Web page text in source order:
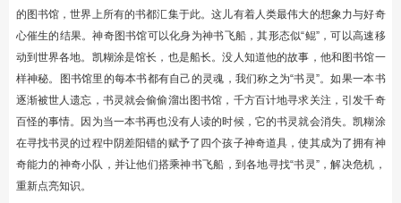
的图书馆，世界上所有的书都汇集于此。这儿有着人类最伟大的想象力与好奇
心催生的结果。神奇图书馆可以化身为神书飞船，其形态似“鲲”，可以高速移
动到世界各地。凯糊涂是馆长，也是船长。没人知道他的故事，他和图书馆一
样神秘。图书馆里的每本书都有自己的灵魂，我们称之为“书灵”。如果一本书
逐渐被世人遗忘，书灵就会偷偷溜出图书馆，千方百计地寻求关注，引发千奇
百怪的事情。因为当一本书再也没有人读的时候，它的书灵就会消失。凯糊涂
在寻找书灵的过程中阴差阳错的赋予了四个孩子神奇道具，使其成为了拥有神
奇能力的神奇小队，并让他们搭乘神书飞船，到各地寻找“书灵”，解决危机，
重新点亮知识。